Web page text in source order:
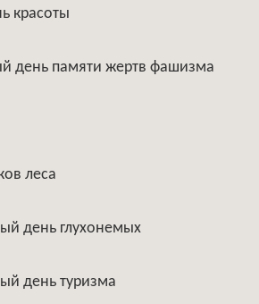
красоты
день памяти жертв фашизма
леса
день глухонемых
день туризма